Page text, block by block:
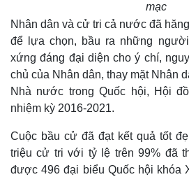
Giá
mạc
Nhân dân và cử tri cả nước đã
để lựa chọn, bầu ra những
xứng đáng đại diện cho ý chí,
chủ của Nhân dân, thay mặt Nhân
Nhà nước trong Quốc hội, Hội
nhiệm kỳ 2016-2021.
Cuộc bầu cử đã đạt kết quả tốt
triệu cử tri với tỷ lệ trên 99% đã
được 496 đại biểu Quốc hội khóa